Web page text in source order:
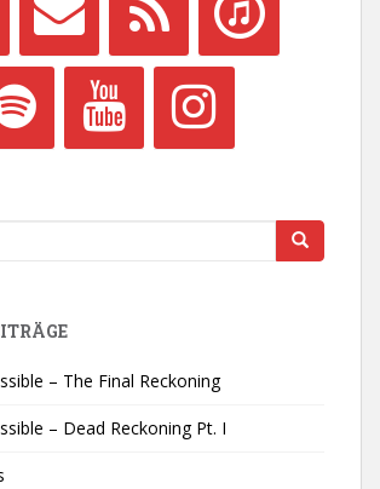
– The Final Reckoning
– Dead Reckoning Pt. I